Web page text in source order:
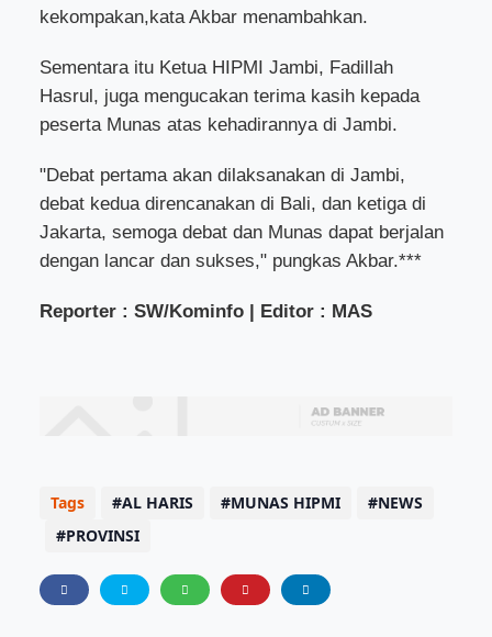
kekompakan,kata Akbar menambahkan.
Sementara itu Ketua HIPMI Jambi, Fadillah
Hasrul, juga mengucakan terima kasih kepada
peserta Munas atas kehadirannya di Jambi.
"Debat pertama akan dilaksanakan di Jambi,
debat kedua direncanakan di Bali, dan ketiga di
Jakarta, semoga debat dan Munas dapat berjalan
dengan lancar dan sukses," pungkas Akbar.***
Reporter : SW/Kominfo | Editor : MAS
Tags AL HARIS MUNAS HIPMI
NEWS
PROVINSI